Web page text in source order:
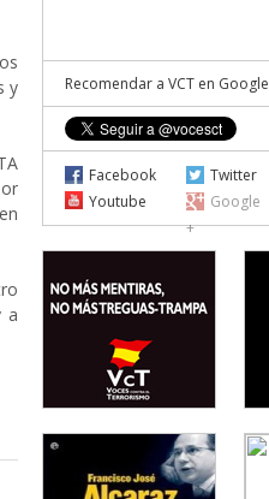
y
a
Recomendar a VCT en Google
Facebook Twitter
Youtube
Google
+